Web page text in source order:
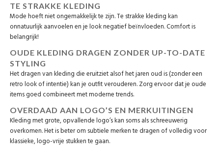
TE STRAKKE KLEDING
Mode hoeft niet ongemakkelijk te zijn. Te strakke kleding kan
onnatuurlijk aanvoelen en je look negatief beïnvloeden. Comfort is
belangrijk!
OUDE KLEDING DRAGEN ZONDER UP-TO-DATE
STYLING
Het dragen van kleding die eruitziet alsof het jaren oud is (zonder een
retro look of intentie) kan je outfit verouderen. Zorg ervoor dat je oude
items goed combineert met moderne trends.
OVERDAAD AAN LOGO’S EN MERKUITINGEN
Kleding met grote, opvallende logo’s kan soms als schreeuwerig
overkomen. Het is beter om subtiele merken te dragen of volledig voor
klassieke, logo-vrije stukken te gaan.